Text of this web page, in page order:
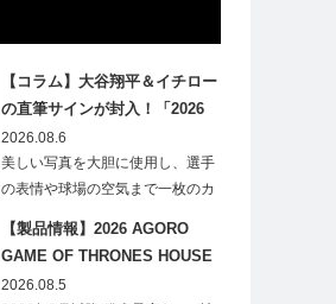
【コラム】大谷翔平＆イチロー
の直筆サインが封入！「2026
Topps NPB Stadium Club」が
見逃せない
2026.08.6
美しい写真を大胆に使用し、選手
の表情や球場の空気まで一枚のカ
【製品情報】2026 AGORO
GAME OF THRONES HOUSE
STARK BLIND BOX
2026.08.5